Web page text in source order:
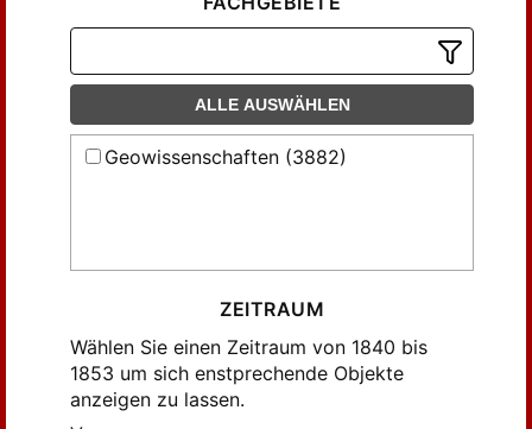
Erbkamm (29)
Erman, A. (12)
Friccius (17)
Friedlaender (6)
Gadow (6)
Gumprecht (207)
Holzapfel (6)
Julius (12)
Klenze (6)
ALLE AUSWÄHLEN
Geowissenschaften (3882)
ZEITRAUM
Wählen Sie einen Zeitraum von 1840 bis
1853 um sich enstprechende Objekte
anzeigen zu lassen.